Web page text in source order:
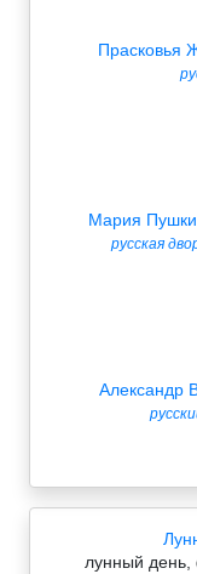
Прасковья
Мария
русская
Александр
лунный день,